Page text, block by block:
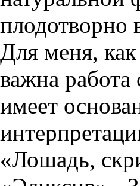
плодотворно
Для меня,
важна
имеет
«Лошадь,